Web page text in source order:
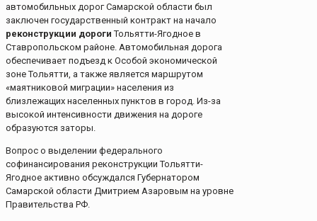
автомобильных дорог Самарской области был
заключен государственный контракт на начало
реконструкции дороги Тольятти-Ягодное в
Ставропольском районе. Автомобильная дорога
обеспечивает подъезд к Особой экономической
зоне Тольятти, а также является маршрутом
«маятниковой миграции» населения из
близлежащих населенных пунктов в город. Из-за
высокой интенсивности движения на дороге
образуются заторы.
Вопрос о выделении федерального
софинансирования реконструкции Тольятти-
Ягодное активно обсуждался Губернатором
Самарской области Дмитрием Азаровым на уровне
Правительства РФ.